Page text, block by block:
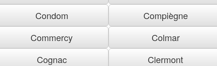
Condom
Compiègne
Commercy
Colmar
Cognac
Clermont